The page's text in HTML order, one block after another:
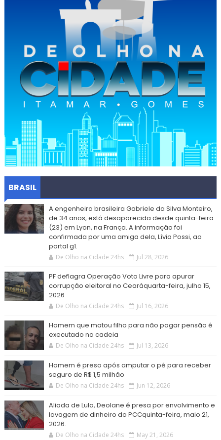
BRASIL
A engenheira brasileira Gabriele da Silva Monteiro,
de 34 anos, está desaparecida desde quinta-feira
(23) em Lyon, na França. A informação foi
confirmada por uma amiga dela, Lívia Possi, ao
portal g1.
De Olho na Cidade 24hs Jul 28, 2026
PF deflagra Operação Voto Livre para apurar
corrupção eleitoral no Cearáquarta-feira, julho 15,
2026
De Olho na Cidade 24hs Jul 16, 2026
Homem que matou filho para não pagar pensão é
executado na cadeia
De Olho na Cidade 24hs Jul 13, 2026
Homem é preso após amputar o pé para receber
seguro de R$ 1,5 milhão
De Olho na Cidade 24hs Jun 12, 2026
Aliada de Lula, Deolane é presa por envolvimento e
lavagem de dinheiro do PCCquinta-feira, maio 21,
2026.
De Olho na Cidade 24hs May 21, 2026